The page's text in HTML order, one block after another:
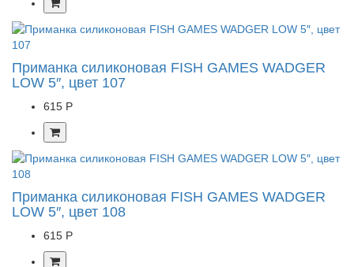
Приманка силиконовая FISH GAMES WADGER
LOW 5″, цвет 107
615 Р
Приманка силиконовая FISH GAMES WADGER
LOW 5″, цвет 108
615 Р